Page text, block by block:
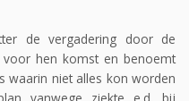
de vergadering door de
voor hen komst en benoemt
waarin niet alles kon worden